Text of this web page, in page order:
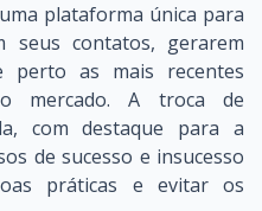
plataforma única para
seus contatos, gerarem
perto as mais recentes
mercado. A troca de
com destaque para a
de sucesso e insucesso
práticas e evitar os